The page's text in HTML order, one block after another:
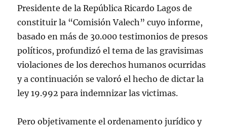
Presidente de la República Ricardo Lagos de
constituir la “Comisión Valech” cuyo informe,
basado en más de 30.000 testimonios de presos
políticos, profundizó el tema de las gravisimas
violaciones de los derechos humanos ocurridas
y a continuación se valoró el hecho de dictar la
ley 19.992 para indemnizar las victimas.
Pero objetivamente el ordenamento jurídico y